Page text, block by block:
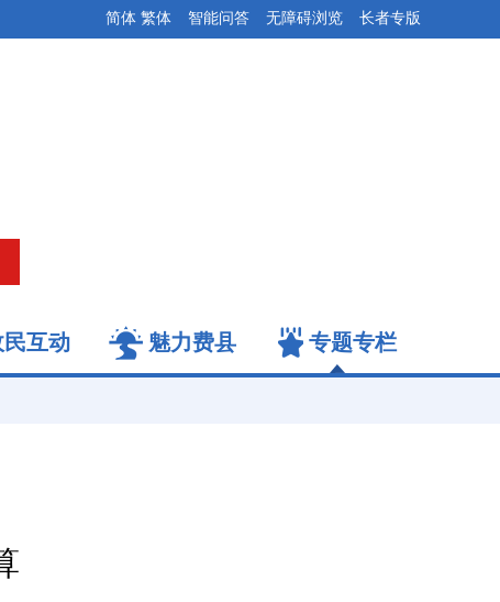
智能问答 无障碍浏览 长者专版
简体 繁体
民互动 魅力费县 专题专栏